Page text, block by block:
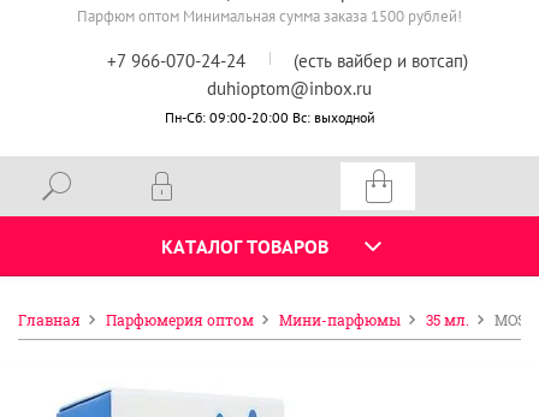
Парфюм оптом Минимальная сумма заказа 1500 рублей!​
+7 966-070-24-24
(есть вайбер и вотсап)
duhioptom@inbox.ru
Пн-Сб: 09:00-20:00 Вс: выходной
КАТАЛОГ ТОВАРОВ
Главная Парфюмерия оптом Мини-парфюмы 35 мл.